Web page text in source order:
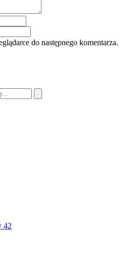
do następnego komentarza.
42